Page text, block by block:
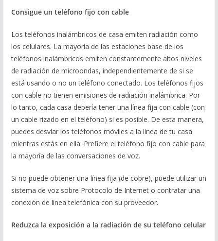
Consigue un teléfono fijo con cable
Los teléfonos inalámbricos de casa emiten radiación como
los celulares. La mayoría de las estaciones base de los
teléfonos inalámbricos emiten constantemente altos niveles
de radiación de microondas, independientemente de si se
está usando o no un teléfono conectado. Los teléfonos fijos
con cable no tienen emisiones de radiación inalámbrica. Por
lo tanto, cada casa debería tener una línea fija con cable (con
un cable rizado en el teléfono) si es posible. De esta manera,
puedes desviar los teléfonos móviles a la línea de tu casa
mientras estás en ella. Prefiere el teléfono fijo con cable para
la mayoría de las conversaciones de voz.
Si no puede obtener una línea fija (de cobre), puede utilizar un
sistema de voz sobre Protocolo de Internet o contratar una
conexión de línea telefónica con su proveedor.
Reduzca la exposición a la radiación de su teléfono celular